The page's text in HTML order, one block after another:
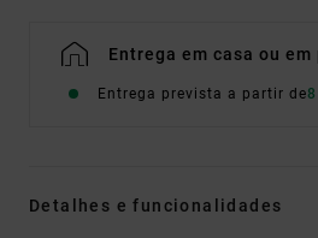
Entrega em casa ou
Entrega prevista a partir de
Detalhes e funcionalidades